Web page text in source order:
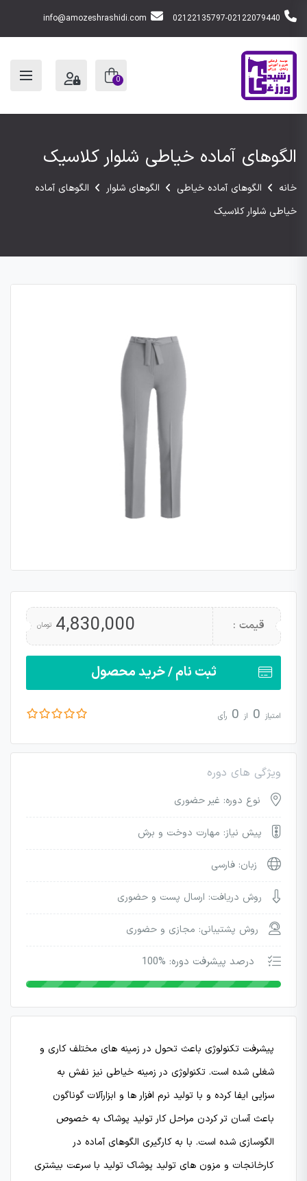
02122135797-02122079440
info@amozeshrashidi.com
0
الگوهای آماده خیاطی شلوار کلاسیک
خانه الگوهای آماده خیاطی الگوهای شلوار
الگوهای آماده
خیاطی شلوار کلاسیک
قیمت : 4,830,000 تومان
ثبت نام / خرید محصول
امتیاز 0 از 0 رأی
ویژگی های دوره
نوع دوره: غیر حضوری
پیش نیاز: مهارت دوخت و برش
زبان: فارسی
روش دریافت: ارسال پست و حضوری
روش پشتیبانی: مجازی و حضوری
درصد پیشرفت دوره: %100
پیشرفت تکنولوژی باعث تحول در زمینه های مختلف کاری و
شغلی شده است. تکنولوژی در زمینه خیاطی نیز نفش به
سزایی ایفا کرده و با تولید نرم افزار ها و ابزارآلات گوناگون
باعث آسان تر کردن مراحل کار تولید پوشاک به خصوص
الگوسازی شده است. با به کارگیری الگوهای آماده در
کارخانجات و مزون های تولید پوشاک تولید با سرعت بیشتری